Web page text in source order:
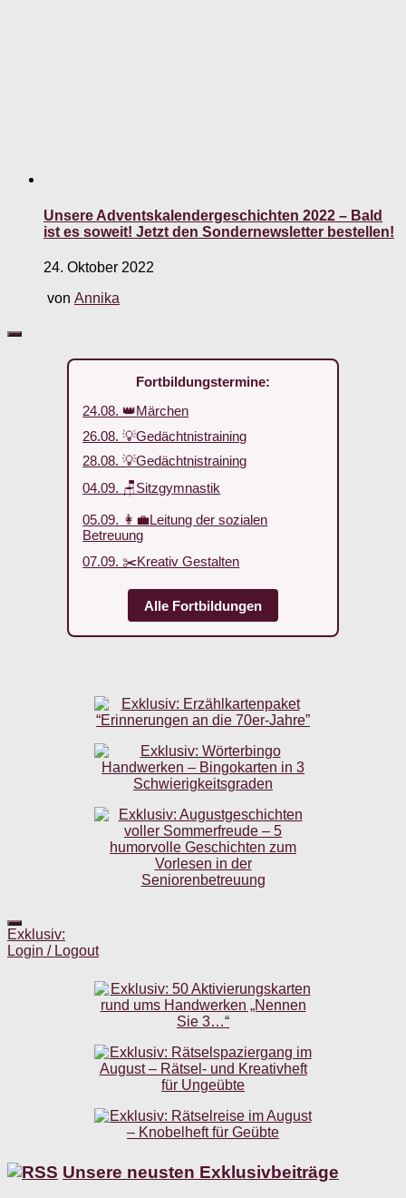
Unsere Adventskalendergeschichten 2022 – Bald
ist es soweit! Jetzt den Sondernewsletter bestellen!
24. Oktober 2022
von Annika
Fortbildungstermine:
24.08. 👑Märchen
26.08. 💡Gedächtnistraining
28.08. 💡Gedächtnistraining
04.09. 🪑Sitzgymnastik
05.09. 👩‍💼Leitung der sozialen
Betreuung
07.09. ✂️Kreativ Gestalten
Alle Fortbildungen
Exklusiv:
Login / Logout
Unsere neusten Exklusivbeiträge